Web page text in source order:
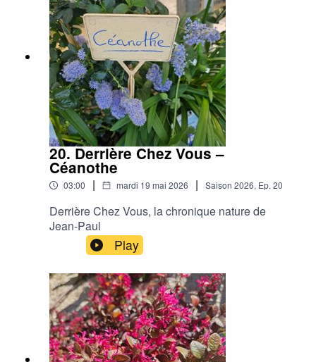
20. Derrière Chez Vous –
Céanothe
03:00 | mardi 19 mai 2026 | Saison 2026, Ep. 20
Derrière Chez Vous, la chronique nature de
Jean-Paul
Play